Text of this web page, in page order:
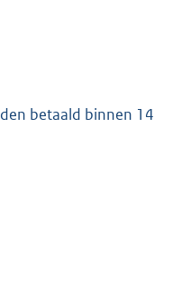
betaald binnen 14